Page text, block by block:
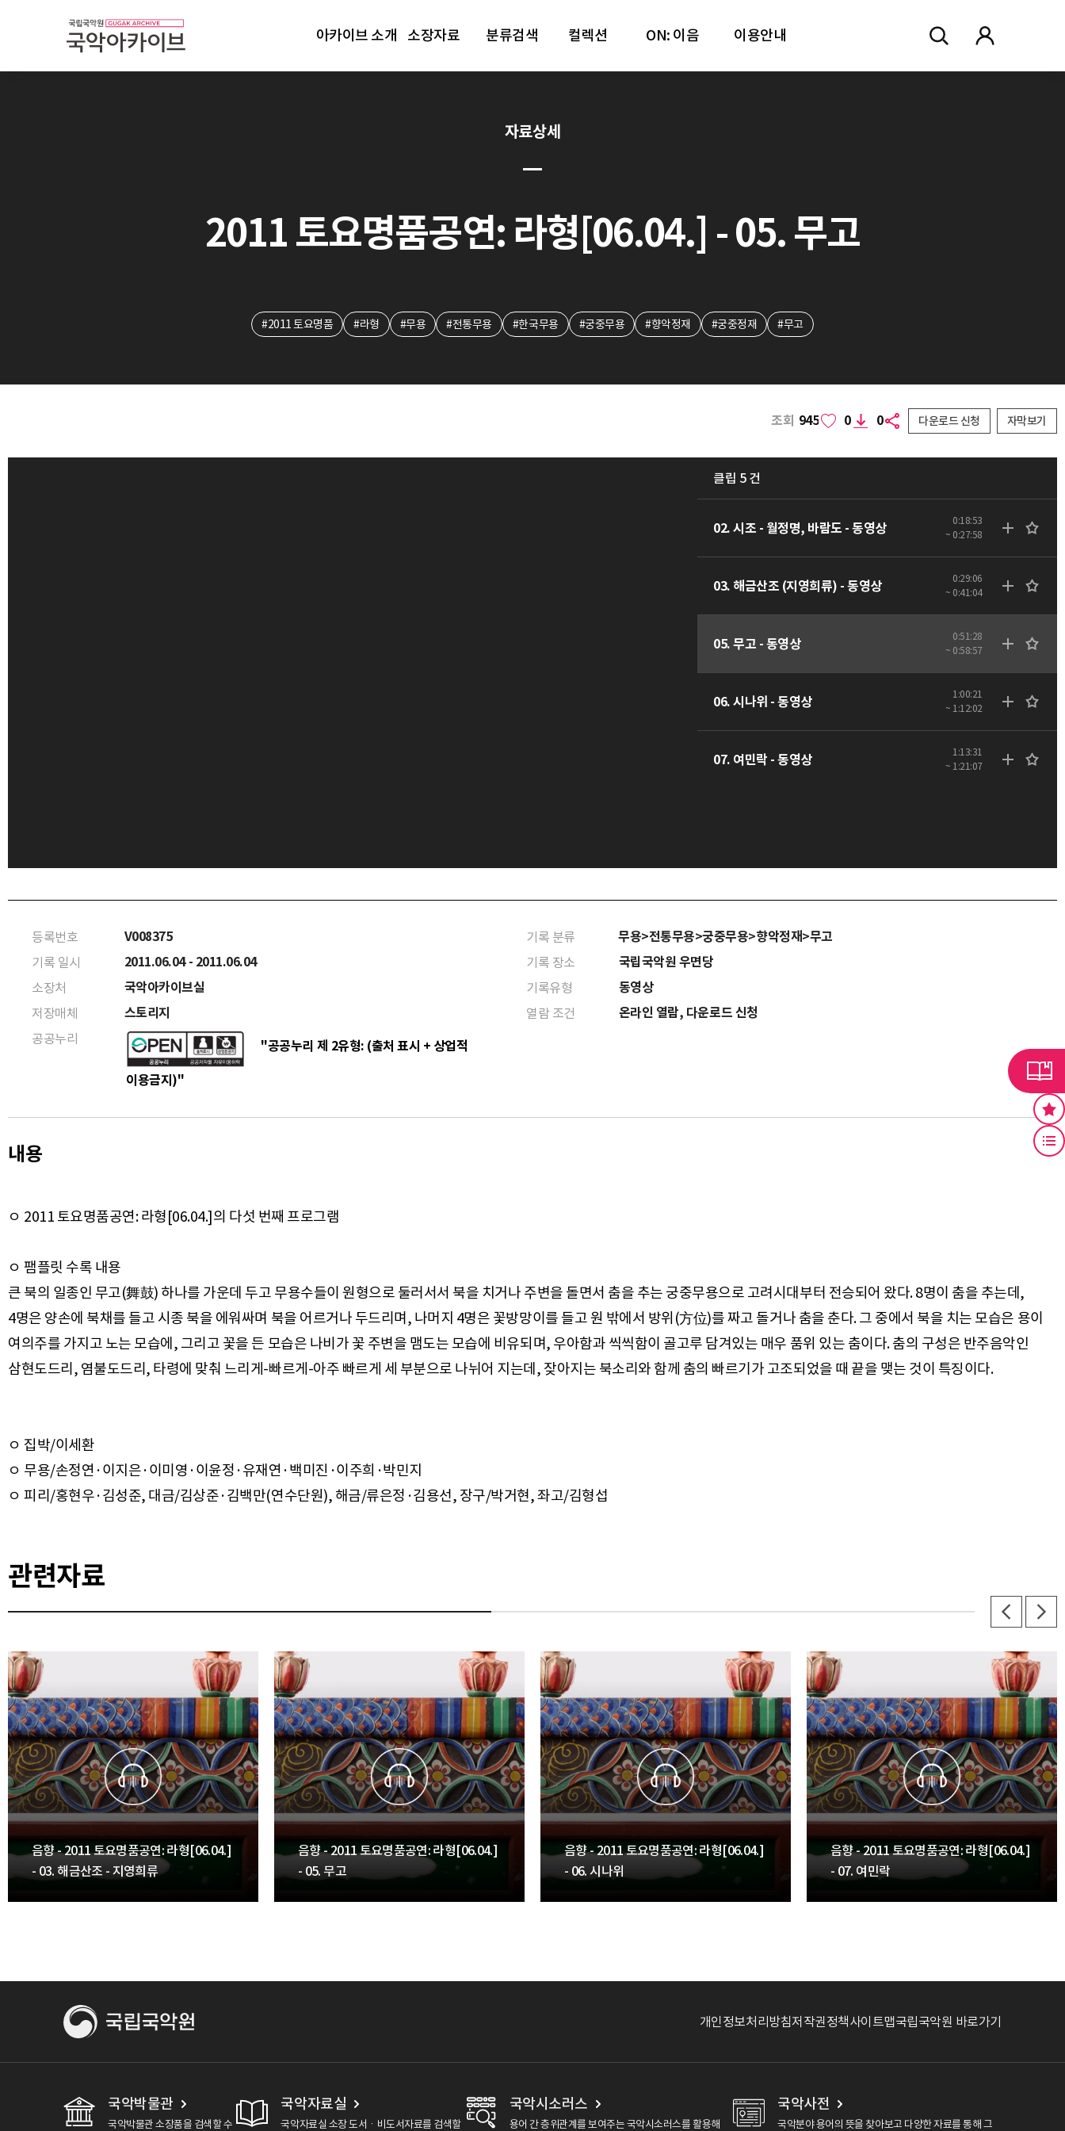
아카이브 소개 소장자료 분류검색 컬렉션 ON: 이음 이용안내
자료상세
2011 토요명품공연: 라형[06.04.] - 05. 무고
#2011 토요명품 #라형 #무용 #전통무용 #한국무용 #궁중무용 #향악정재 #궁중정재 #무고
조회 945 0 0 다운로드 신청 자막보기
클립 5 건
02. 시조 - 월정명, 바람도 - 동영상
0:18:53
~ 0:27:58
03. 해금산조 (지영희류) - 동영상
0:29:06
~ 0:41:04
05. 무고 - 동영상
0:51:28
~ 0:58:57
06. 시나위 - 동영상
1:00:21
~ 1:12:02
07. 여민락 - 동영상
1:13:31
~ 1:21:07
등록번호 V008375 기록 분류 무용>전통무용>궁중무용>향악정재>무고
기록 일시 2011.06.04 - 2011.06.04 기록 장소 국립국악원 우면당
소장처 국악아카이브실 기록유형 동영상
저장매체 스토리지 열람 조건 온라인 열람, 다운로드 신청
공공누리 "공공누리 제 2유형: (출처 표시 + 상업적
이용금지)"
내용
ㅇ 2011 토요명품공연: 라형[06.04.]의 다섯 번째 프로그램
ㅇ 팸플릿 수록 내용
큰 북의 일종인 무고(舞鼓) 하나를 가운데 두고 무용수들이 원형으로 둘러서서 북을 치거나 주변을 돌면서 춤을 추는 궁중무용으로 고려시대부터 전승되어 왔다. 8명이 춤을 추는데,
4명은 양손에 북채를 들고 시종 북을 에워싸며 북을 어르거나 두드리며, 나머지 4명은 꽃방망이를 들고 원 밖에서 방위(方位)를 짜고 돌거나 춤을 춘다. 그 중에서 북을 치는 모습은 용이
여의주를 가지고 노는 모습에, 그리고 꽃을 든 모습은 나비가 꽃 주변을 맴도는 모습에 비유되며, 우아함과 씩씩함이 골고루 담겨있는 매우 품위 있는 춤이다. 춤의 구성은 반주음악인
삼현도드리, 염불도드리, 타령에 맞춰 느리게-빠르게-아주 빠르게 세 부분으로 나뉘어 지는데, 잦아지는 북소리와 함께 춤의 빠르기가 고조되었을 때 끝을 맺는 것이 특징이다.
ㅇ 집박/이세환
ㅇ 무용/손정연·이지은·이미영·이윤정·유재연·백미진·이주희·박민지
관련자료
음향 - 2011 토요명품공연: 라형[06.04.]
- 03. 해금산조 - 지영희류
음향 - 2011 토요명품공연: 라형[06.04.]
- 05. 무고
음향 - 2011 토요명품공연: 라형[06.04.]
- 06. 시나위
음향 - 2011 토요명품공연: 라형[06.04.]
- 07. 여민락
개인정보처리방침저작권정책사이트맵국립국악원 바로가기
국악박물관
국악박물관 소장품을 검색할 수
국악자료실
국악자료실 소장 도서ㆍ비도서자료를 검색할
국악시소러스
용어 간 층위관계를 보여주는 국악시소러스를 활용해
국악사전
국악분야 용어의 뜻을 찾아보고 다양한 자료를 통해 그